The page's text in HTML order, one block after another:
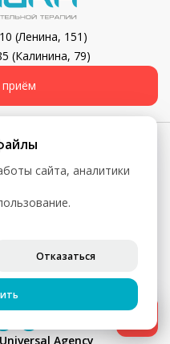
(Ленина, 151)
(Калинина, 79)
приём
центров
представлена для
данных
Agency
сайта, аналитики
Отказаться